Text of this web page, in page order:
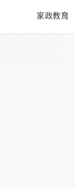
家政教育